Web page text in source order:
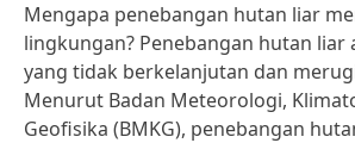
Mengapa penebangan hutan liar
lingkungan? Penebangan hutan liar
yang tidak berkelanjutan dan
Menurut Badan Meteorologi,
Geofisika (BMKG), penebangan